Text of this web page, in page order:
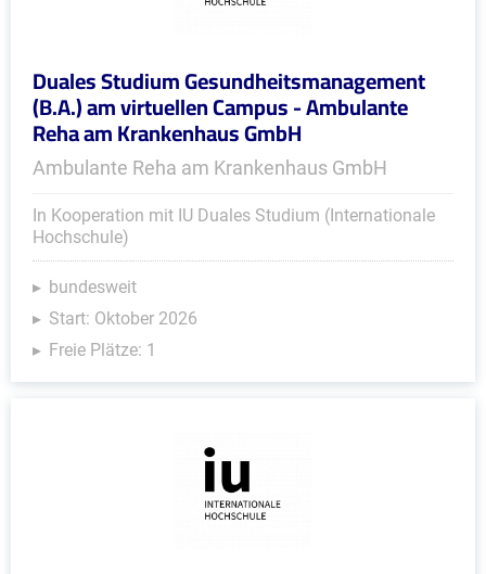
Duales Studium Gesundheitsmanagement
(B.A.) am virtuellen Campus - Ambulante
Reha am Krankenhaus GmbH
Ambulante Reha am Krankenhaus GmbH
In Kooperation mit IU Duales Studium (Internationale
Hochschule)
bundesweit
Start: Oktober 2026
Freie Plätze: 1